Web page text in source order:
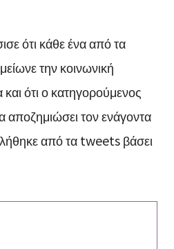
ότι κάθε ένα από τα
την κοινωνική
ότι ο κατηγορούμενος
αποζημιώσει τον ενάγοντα
από τα tweets βάσει